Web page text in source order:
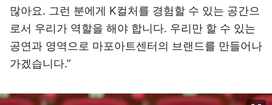
많아요. 그런 분에게 K컬처를 경험할 수 있는 공간으
로서 우리가 역할을 해야 합니다. 우리만 할 수 있는
공연과 영역으로 마포아트센터의 브랜드를 만들어나
가겠습니다.”